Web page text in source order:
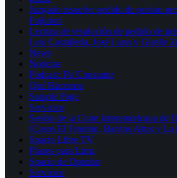
Juzgado resuelve pedido de prisión
Fujimori
Lectura de resolución de pedido de
Luis Castañeda, José Luna y Giselle
News
Noticias
Podcast: Pa´Consumir
Qué Hacemos
Sample Page
Servicios
Sesión de la Corte Interamericana de
(Casos El Frontón, Barrios Altos y La
Spacio Libre TV
Planes para Lima
Spacio de Opinión
Servicios